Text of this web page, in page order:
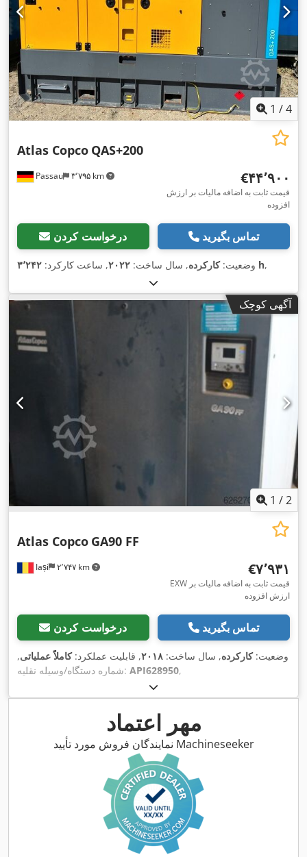
1 /4
Passau ۳٬۷۹۵ km
Atlas Copco QAS+200
‎€۴۴٬۹۰۰
قیمت ثابت به اضافه مالیات بر ارزش
افزوده
درخواست کردن تماس بگیرید
وضعیت:کارکرده, سال ساخت: ۲۰۲۲, ساعت کارکرد: ۳٬۲۴۲ h,
آگهی کوچک
1 /2
Iași ۲٬۷۴۷ km
Atlas Copco GA90 FF
‎€۷٬۹۳۱
EXW قیمت ثابت به اضافه مالیات بر
ارزش افزوده
درخواست کردن تماس بگیرید
وضعیت:کارکرده, سال ساخت: ۲۰۱۸, قابلیت عملکرد:کاملاً عملیاتی,
شماره دستگاه/وسیله نقلیه: API628950,
مهر اعتماد
نمایندگان فروش مورد تأیید Machineseeker